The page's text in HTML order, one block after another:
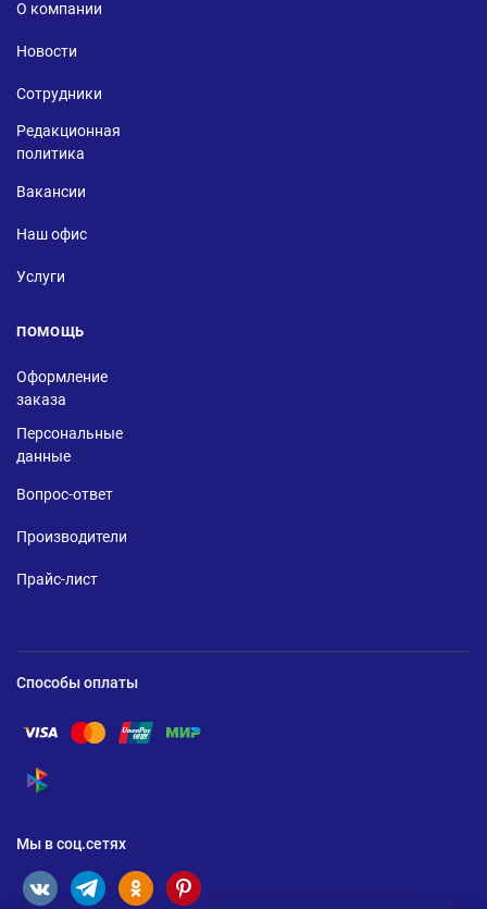
О компании
Новости
Сотрудники
Редакционная
политика
Вакансии
Наш офис
Услуги
ПОМОЩЬ
Оформление
заказа
Персональные
данные
Вопрос-ответ
Производители
Прайс-лист
Способы оплаты
Помощь по оплате Visa
Помощь по оплате Mastercard
Помощь по оплате UnionPay
Помощь по оплате Мир
Помощь по оплате СБП
Мы в соц.сетях